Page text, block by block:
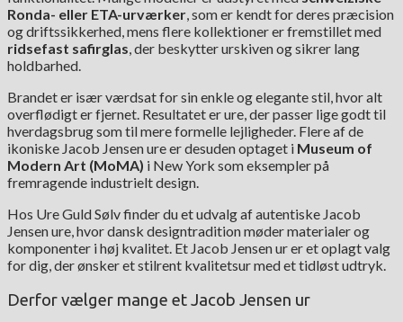
Ronda- eller ETA-urværker, som er kendt for deres præcision
og driftssikkerhed, mens flere kollektioner er fremstillet med
ridsefast safirglas, der beskytter urskiven og sikrer lang
holdbarhed.
Brandet er især værdsat for sin enkle og elegante stil, hvor alt
overflødigt er fjernet. Resultatet er ure, der passer lige godt til
hverdagsbrug som til mere formelle lejligheder. Flere af de
ikoniske Jacob Jensen ure er desuden optaget i Museum of
Modern Art (MoMA) i New York som eksempler på
fremragende industrielt design.
Hos Ure Guld Sølv finder du et udvalg af autentiske Jacob
Jensen ure, hvor dansk designtradition møder materialer og
komponenter i høj kvalitet. Et Jacob Jensen ur er et oplagt valg
for dig, der ønsker et stilrent kvalitetsur med et tidløst udtryk.
Derfor vælger mange et Jacob Jensen ur